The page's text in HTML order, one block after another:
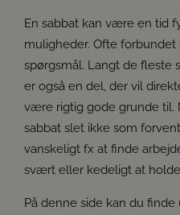
En sabbat kan være en tid
muligheder. Ofte
spørgsmål. Langt de fleste
er også en del, der vil
være rigtig gode grunde til.
sabbat slet ikke som
vanskeligt fx at finde
svært eller kedeligt at
På denne side kan du